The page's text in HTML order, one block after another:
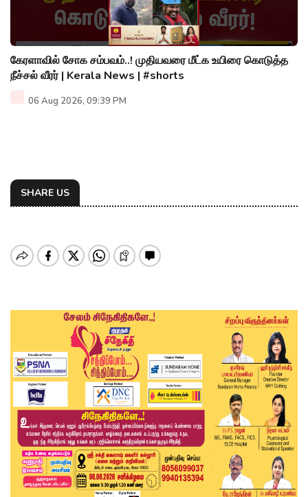
கேரளாவில் சோக சம்பவம்..! முதியவரை மீட்க உயிரை கொடுத்த
நீச்சல் வீரர் | Kerala News | #shorts
06 Aug 2026, 09:39 PM
SHARE US